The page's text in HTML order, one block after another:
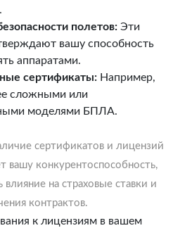
полетов: Эти
вашу способность
аппаратами.
сертификаты: Например,
сложными или
моделями БПЛА.
сертификатов и лицензий
вашу конкурентоспособность,
на страховые ставки и
контрактов.
к лицензиям в вашем